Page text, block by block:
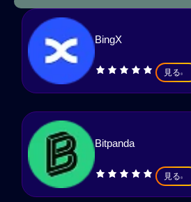
BingX
見る
Bitpanda
見る